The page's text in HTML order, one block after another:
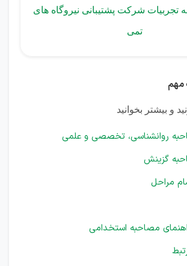
تجربیات شرکت پشتیبانی نیروگاه های
تمی
مهم
و بیشتر بخوانید
روانشناسی، تخصصی و علمی
گزینش
مراحل
مصاحبه استخدامی